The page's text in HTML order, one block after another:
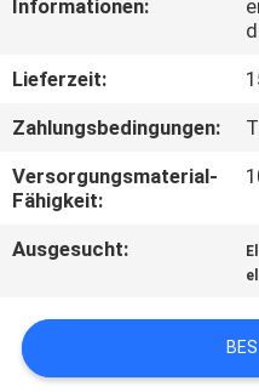
NEUIGKEITEN
ANGEBOT
ANFORDERN
Informationen:
Lieferzeit:
Zahlungsbedingungen:
Versorgungsmaterial-
Fähigkeit:
Ausgesucht: